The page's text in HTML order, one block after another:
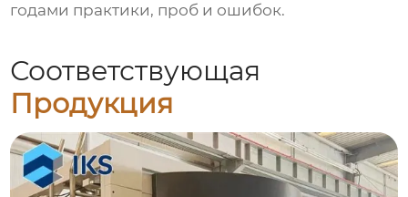
годами практики, проб и ошибок.
Соответствующая
Продукция